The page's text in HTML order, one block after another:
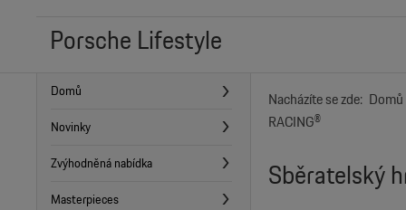
Porsche Lifestyle
Nacházíte se zde: Domů
RACING®
Sběratelský
Domů
Novinky
Zvýhodněná nabídka
Masterpieces